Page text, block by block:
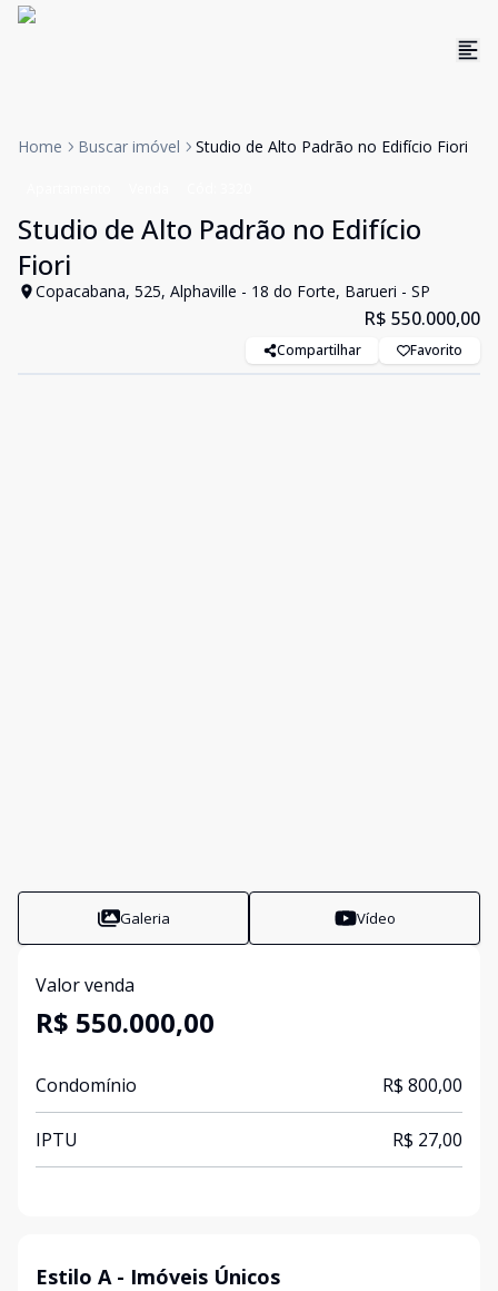
Home Buscar imóvel Studio de Alto Padrão no Edifício Fiori
Studio de Alto Padrão no Edifício
Fiori
Copacabana, 525, Alphaville - 18 do Forte, Barueri - SP
R$ 550.000,00
Compartilhar Favorito
Galeria Vídeo
Valor venda
R$ 550.000,00
Condomínio R$ 800,00
IPTU R$ 27,00
Estilo A - Imóveis Únicos